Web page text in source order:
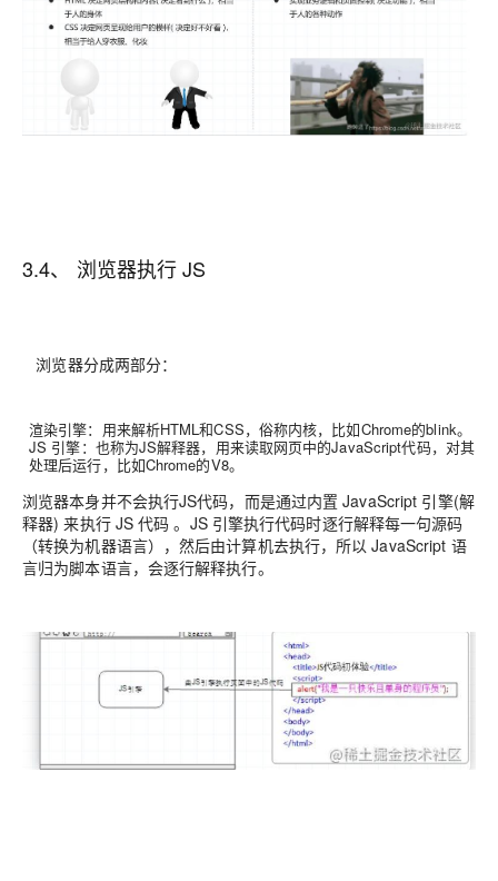
3.4、 浏览器执行 JS
浏览器分成两部分：
渲染引擎：用来解析HTML和CSS，俗称内核，比如Chrome的blink。
JS 引擎：也称为JS解释器，用来读取网页中的JavaScript代码，对其
处理后运行，比如Chrome的V8。
浏览器本身并不会执行JS代码，而是通过内置 JavaScript 引擎(解
释器) 来执行 JS 代码 。JS 引擎执行代码时逐行解释每一句源码
（转换为机器语言），然后由计算机去执行，所以 JavaScript 语
言归为脚本语言，会逐行解释执行。